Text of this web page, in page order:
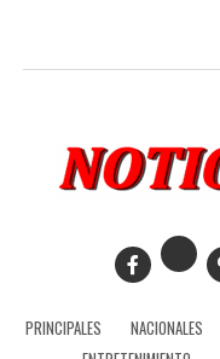
PRINCIPALES NACIONALES